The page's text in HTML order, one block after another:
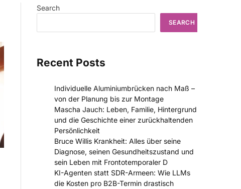
Search
SEARCH
Recent Posts
Individuelle Aluminiumbrücken nach Maß –
von der Planung bis zur Montage
Mascha Jauch: Leben, Familie, Hintergrund
und die Geschichte einer zurückhaltenden
Persönlichkeit
Bruce Willis Krankheit: Alles über seine
Diagnose, seinen Gesundheitszustand und
sein Leben mit Frontotemporaler D
KI-Agenten statt SDR-Armeen: Wie LLMs
die Kosten pro B2B-Termin drastisch